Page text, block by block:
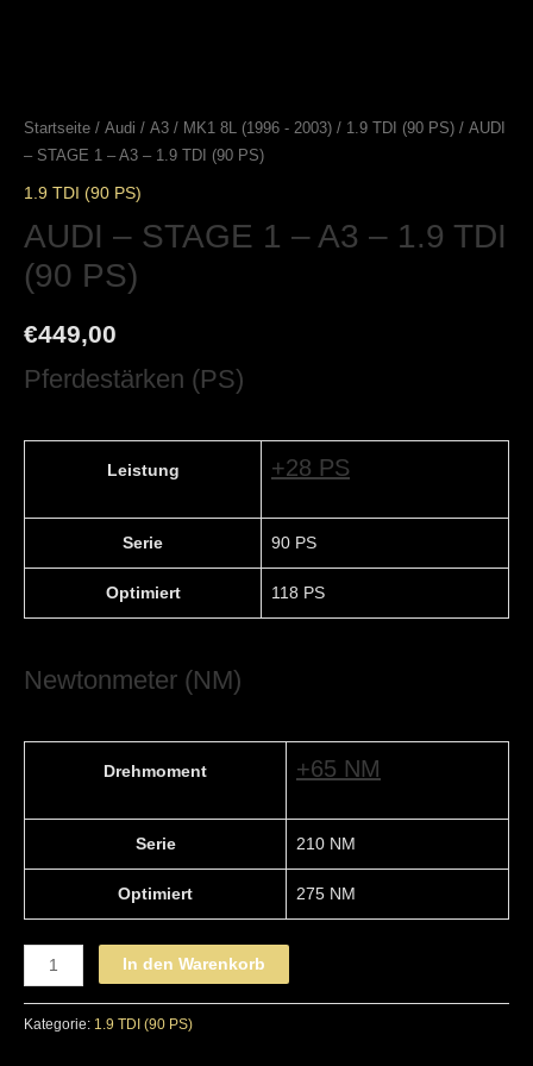
Startseite / Audi / A3 / MK1 8L (1996 - 2003) / 1.9 TDI (90 PS) / AUDI
– STAGE 1 – A3 – 1.9 TDI (90 PS)
1.9 TDI (90 PS)
AUDI – STAGE 1 – A3 – 1.9 TDI
(90 PS)
€449,00
Pferdestärken (PS)
Leistung +28 PS
Serie 90 PS
Optimiert 118 PS
Newtonmeter (NM)
Drehmoment +65 NM
Serie 210 NM
Optimiert 275 NM
AUDI
-
STAGE
In den Warenkorb
Kategorie: 1.9 TDI (90 PS)